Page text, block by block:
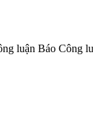
luận Báo Công